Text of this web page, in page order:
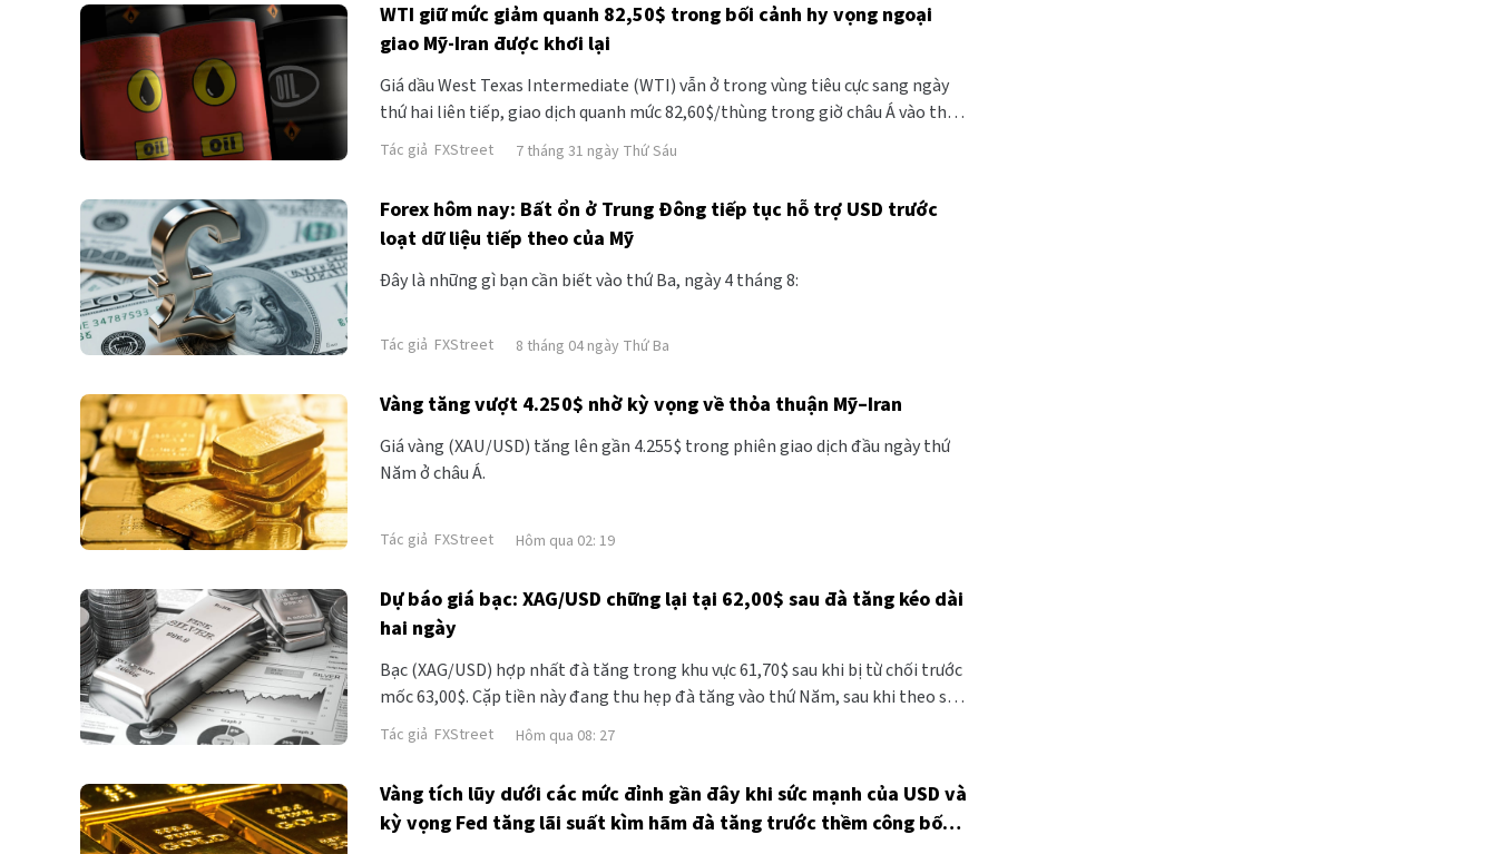
WTI giữ mức giảm quanh 82,50$ trong bối cảnh hy vọng ngoại
giao Mỹ-Iran được khơi lại
Giá dầu West Texas Intermediate (WTI) vẫn ở trong vùng tiêu cực sang ngày
thứ hai liên tiếp, giao dịch quanh mức 82,60$/thùng trong giờ châu Á vào thứ
Sáu. Giá dầu thô đã mất đà sau khi hy vọng về một giải pháp ngoại giao cho
cuộc xung đột Mỹ-Iran được khơi lại.
Tác giả FXStreet 7 tháng 31 ngày Thứ Sáu
Forex hôm nay: Bất ổn ở Trung Đông tiếp tục hỗ trợ USD trước
loạt dữ liệu tiếp theo của Mỹ
Đây là những gì bạn cần biết vào thứ Ba, ngày 4 tháng 8:
Tác giả FXStreet 8 tháng 04 ngày Thứ Ba
Vàng tăng vượt 4.250$ nhờ kỳ vọng về thỏa thuận Mỹ–Iran
Giá vàng (XAU/USD) tăng lên gần 4.255$ trong phiên giao dịch đầu ngày thứ
Năm ở châu Á.
Tác giả FXStreet Hôm qua 02: 19
Dự báo giá bạc: XAG/USD chững lại tại 62,00$ sau đà tăng kéo dài
hai ngày
Bạc (XAG/USD) hợp nhất đà tăng trong khu vực 61,70$ sau khi bị từ chối trước
mốc 63,00$. Cặp tiền này đang thu hẹp đà tăng vào thứ Năm, sau khi theo sau
đợt tăng gần 7% trong hai ngày qua, nhưng các nỗ lực giảm giá vẫn bị hạn chế
cho đến nay, khi giá Dầu thấp hơn và đồng Đô la Mỹ yếu tiếp tục hỗ trợ.
Tác giả FXStreet Hôm qua 08: 27
Vàng tích lũy dưới các mức đỉnh gần đây khi sức mạnh của USD và
kỳ vọng Fed tăng lãi suất kìm hãm đà tăng trước thềm công bố